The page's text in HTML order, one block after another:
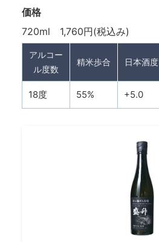
価格
720ml 1,760円(税込み)
アルコー
ル度数
精米歩合 日本酒度
18度 55% +5.0